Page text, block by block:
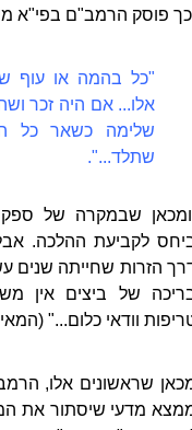
פוסק הרמב"ם בפי"א
"כל בהמה או עוף
אלו... אם היה זכר
שלימה כשאר כל
שתלד...".
שבמקרה של ספק
לקביעת ההלכה. אבל
הזרות שחייתה שנים
של ביצים אין
וודאי כלום..."
שראשונים אלו,
מדעי שיסתור את